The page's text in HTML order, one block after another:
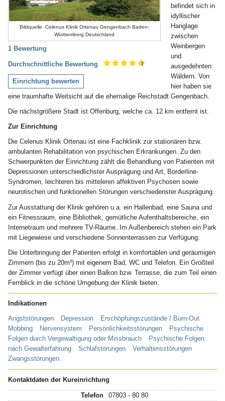
Bildquelle: Celenus Klinik Ortenau Gengenbach Baden-
Württemberg Deutschland
1 Bewertung
Durchschnittliche Bewertung
Einrichtung bewerten
befindet sich in
idyllischer
Hanglage
zwischen
Weinbergen
und
ausgedehnten
Wäldern. Von
hier haben sie
eine traumhafte Weitsicht auf die ehemalige Reichstadt Gengenbach.
Die nächstgrößere Stadt ist Offenburg, welche ca. 12 km entfernt ist.
Zur Einrichtung
Die Celenus Klinik Ortenau ist eine Fachklinik zur stationären bzw.
ambulanten Rehabilitation von psychischen Erkrankungen. Zu den
Schwerpunkten der Einrichtung zählt die Behandlung von Patienten mit
Depressionen unterschiedlichster Ausprägung und Art, Borderline-
Syndromen, leichteren bis mitteleren affektiven Psychosen sowie
neurotischen und funktionellen Störungen verschiedenster Ausprägung.
Zur Ausstattung der Klinik gehören u.a. ein Hallenbad, eine Sauna und
ein Fitnessraum, eine Bibliothek, gemütliche Aufenthaltsbereiche, ein
Internetraum und mehrere TV-Räume. Im Außenbereich stehen ein Park
mit Liegewiese und verschiedene Sonnenterrassen zur Verfügung.
Die Unterbringung der Patienten erfolgt in komfortablen und geräumigen
Zimmern (bis zu 20m²) mit eigenem Bad, WC und Telefon. Ein Großteil
der Zimmer verfügt über einen Balkon bzw. Terrasse, die zum Teil einen
Fernblick in die schöne Umgebung der Klinik bieten.
Indikationen
Angststörungen Depression
Erschöpfungszustände / Burn-Out
Mobbing
Nervensystem Persönlichkeitsstörungen
Psychische
Folgen durch Vergewaltigung oder Missbrauch
Psychische Folgen
nach Gewalterfahrung
Schlafstörungen
Verhaltensstörungen
Zwangsstörungen
Kontaktdaten der Kureinrichtung
Telefon
07803 - 80 80